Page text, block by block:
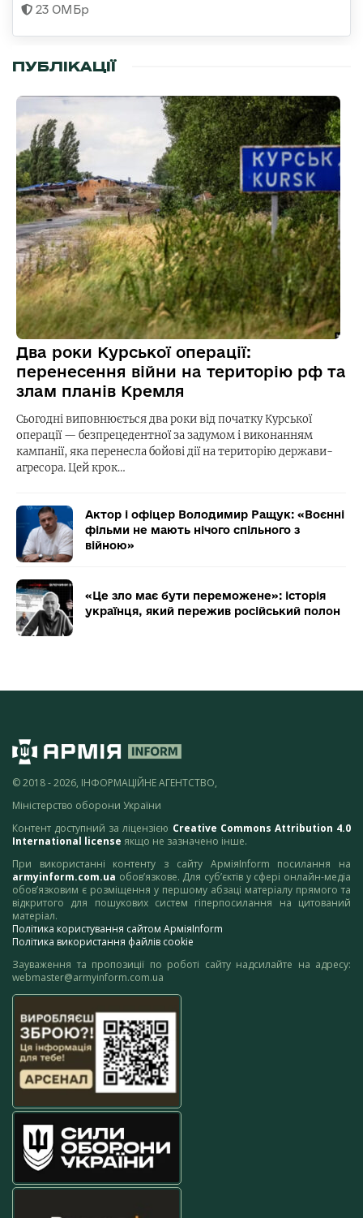
23 ОМБр
ПУБЛІКАЦІЇ
Два роки Курської операції:
перенесення війни на територію рф та
злам планів Кремля
Сьогодні виповнюється два роки від початку Курської
операції — безпрецедентної за задумом і виконанням
кампанії, яка перенесла бойові дії на територію держави-
агресора. Цей крок…
Актор і офіцер Володимир Ращук: «Воєнні
фільми не мають нічого спільного з
війною»
«Це зло має бути переможене»: історія
українця, який пережив російський полон
© 2018 - 2026, ІНФОРМАЦІЙНЕ АГЕНТСТВО,
Міністерство оборони України
Контент доступний за ліцензією Creative Commons Attribution 4.0
International license якщо не зазначено інше.
При використанні контенту з сайту АрміяInform посилання на
armyinform.com.ua обов’язкове. Для суб’єктів у сфері онлайн-медіа
обов’язковим є розміщення у першому абзаці матеріалу прямого та
відкритого для пошукових систем гіперпосилання на цитований
матеріал.
Політика користування сайтом АрміяInform
Політика використання файлів cookie
Зауваження та пропозиції по роботі сайту надсилайте на адресу:
webmaster@armyinform.com.ua